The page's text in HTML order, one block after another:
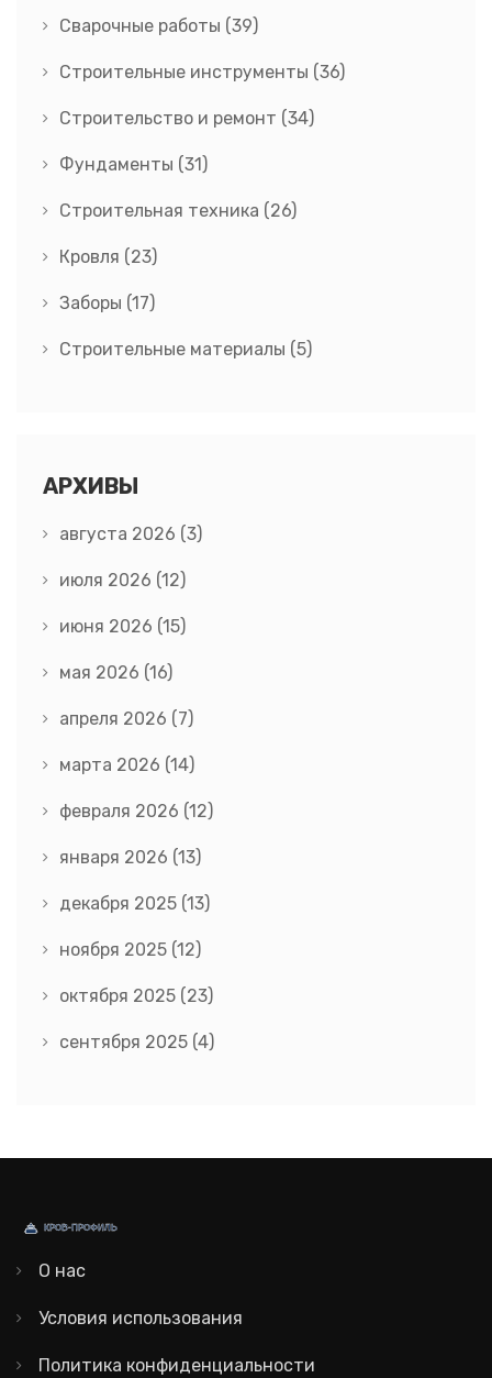
Сварочные работы (39)
Строительные инструменты (36)
Строительство и ремонт (34)
Фундаменты (31)
Строительная техника (26)
Кровля (23)
Заборы (17)
Строительные материалы (5)
АРХИВЫ
августа 2026 (3)
июля 2026 (12)
июня 2026 (15)
мая 2026 (16)
апреля 2026 (7)
марта 2026 (14)
февраля 2026 (12)
января 2026 (13)
декабря 2025 (13)
ноября 2025 (12)
октября 2025 (23)
сентября 2025 (4)
О нас
Условия использования
Политика конфиденциальности